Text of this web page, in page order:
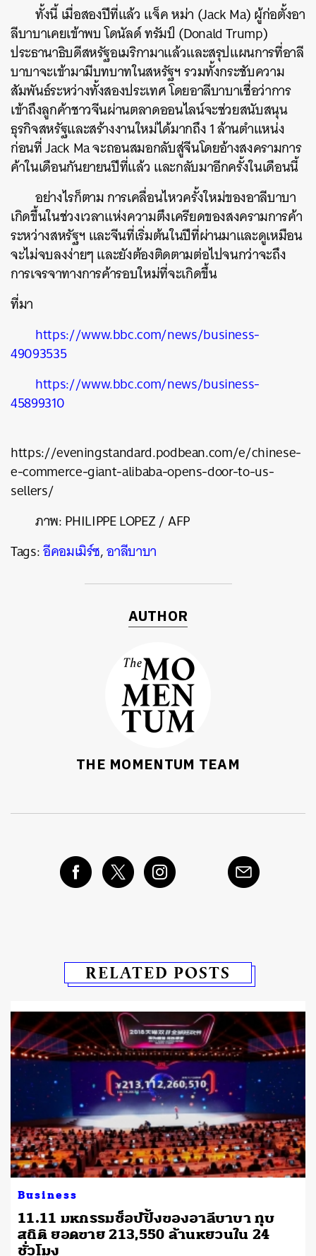
ทั้งนี้ เมื่อสองปีที่แล้ว แจ็ค หม่า (Jack Ma) ผู้ก่อตั้งอา
ลีบาบาเคยเข้าพบโดนัลด์ ทรัมป์ (Donald Trump)
ประธานาธิบดีสหรัฐอเมริกามาแล้วและสรุปแผนการที่อาลี
บาบาจะเข้ามามีบทบาทในสหรัฐฯ รวมทั้งกระชับความ
สัมพันธ์ระหว่างทั้งสองประเทศ โดยอาลีบาบาเชื่อว่าการ
เข้าถึงลูกค้าชาวจีนผ่านตลาดออนไลน์จะช่วยสนับสนุน
ธุรกิจสหรัฐและสร้างงานใหม่ได้มากถึง 1 ล้านตำแหน่ง
ก่อนที่ Jack Ma จะถอนสมอกลับสู่จีนโดยอ้างสงครามการ
ค้าในเดือนกันยายนปีที่แล้ว และกลับมาอีกครั้งในเดือนนี้
อย่างไรก็ตาม การเคลื่อนไหวครั้งใหม่ของอาลีบาบา
เกิดขึ้นในช่วงเวลาแห่งความตึงเครียดของสงครามการค้า
ระหว่างสหรัฐฯ และจีนที่เริ่มต้นในปีที่ผ่านมาและดูเหมือน
จะไม่จบลงง่ายๆ และยังต้องติดตามต่อไปจนกว่าจะถึง
การเจรจาทางการค้ารอบใหม่ที่จะเกิดขึ้น
ที่มา
https://www.bbc.com/news/business-
49093535
https://www.bbc.com/news/business-
45899310
https://eveningstandard.podbean.com/e/chinese-
e-commerce-giant-alibaba-opens-door-to-us-
sellers/
ภาพ:PHILIPPE LOPEZ / AFP
Tags:อีคอมเมิร์ซ,อาลีบาบา
AUTHOR
THE MOMENTUM TEAM
RELATED POSTS
Business
11.11 มหกรรมช็อปปิ้งของอาลีบาบา ทุบ
สถิติ ยอดขาย 213,550 ล้านหยวนใน 24
ชั่วโมง
ค้นหา
SHARE TWEET LINE EMAIL